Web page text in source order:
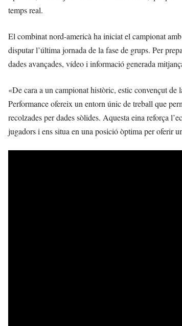
temps real.
El combinat nord-americà ha iniciat el campionat
disputar l’última jornada de la fase de grups. Per
dades avançades, vídeo i informació generada
«De cara a un campionat històric, estic convençut
Performance ofereix un entorn únic de treball que
recolzades per dades sòlides. Aquesta eina reforça
jugadors i ens situa en una posició òptima per oferir